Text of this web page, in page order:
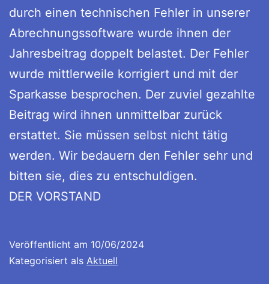
durch einen technischen Fehler in unserer
Abrechnungssoftware wurde ihnen der
Jahresbeitrag doppelt belastet. Der Fehler
wurde mittlerweile korrigiert und mit der
Sparkasse besprochen. Der zuviel gezahlte
Beitrag wird ihnen unmittelbar zurück
erstattet. Sie müssen selbst nicht tätig
werden. Wir bedauern den Fehler sehr und
bitten sie, dies zu entschuldigen.
DER VORSTAND
Veröffentlicht am 10/06/2024
Kategorisiert als Aktuell